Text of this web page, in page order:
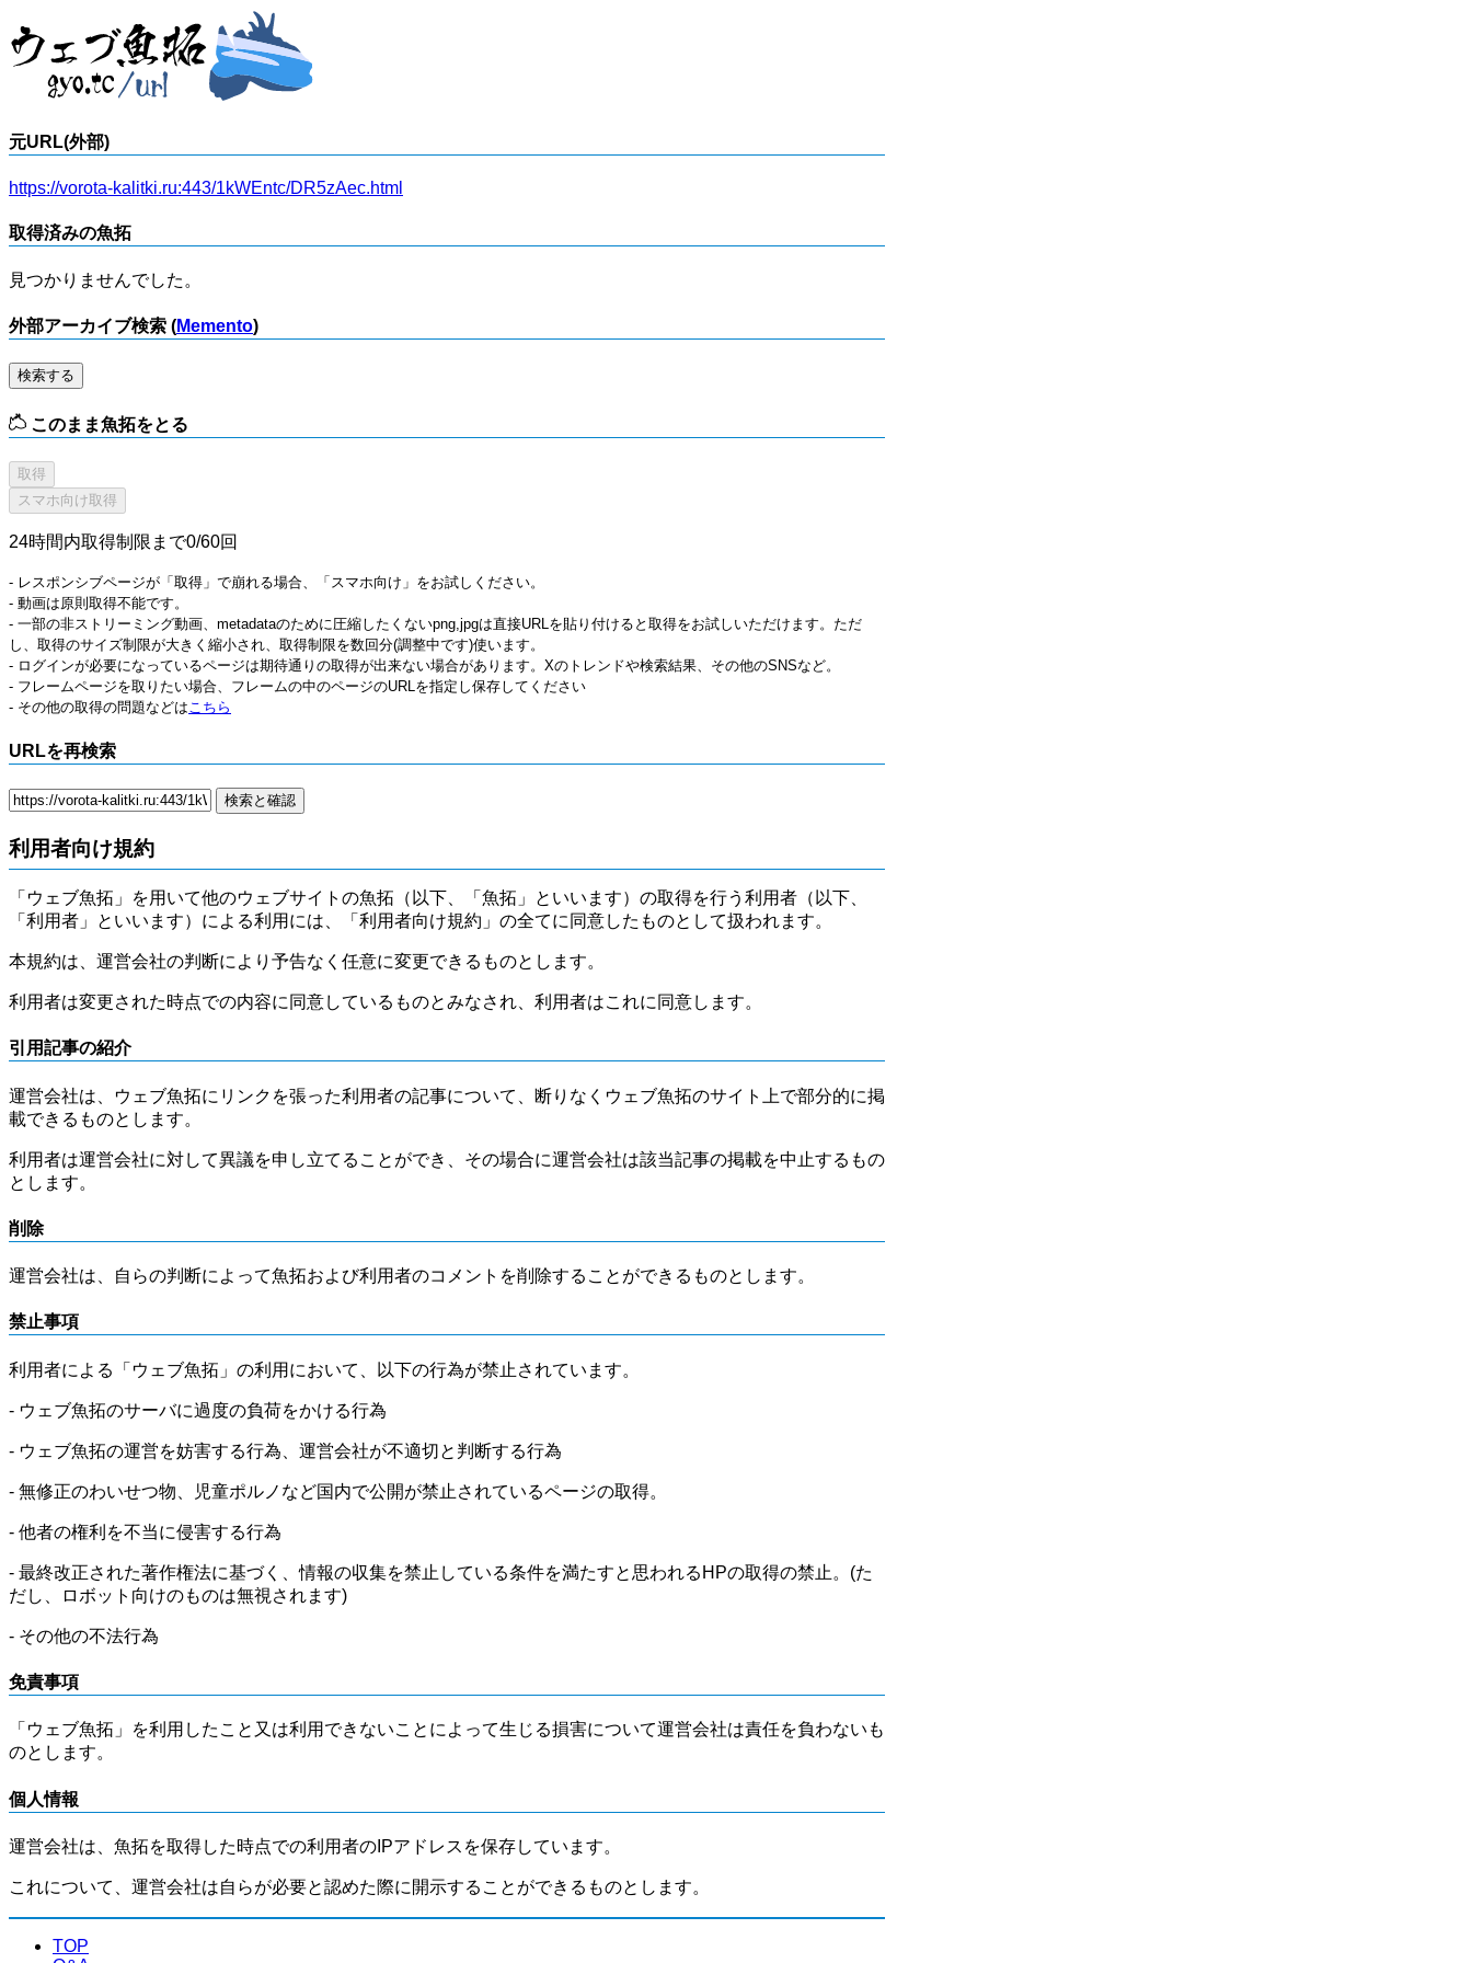
元URL(外部)
https://vorota-kalitki.ru:443/1kWEntc/DR5zAec.html
取得済みの魚拓
見つかりませんでした。
外部アーカイブ検索 (Memento)
検索する
このまま魚拓をとる
24時間内取得制限まで0/60回
- レスポンシブページが「取得」で崩れる場合、「スマホ向け」をお試しください。
- 動画は原則取得不能です。
- 一部の非ストリーミング動画、metadataのために圧縮したくないpng,jpgは直接URLを貼り付けると取得をお試しいただけます。ただ
し、取得のサイズ制限が大きく縮小され、取得制限を数回分(調整中です)使います。
- ログインが必要になっているページは期待通りの取得が出来ない場合があります。Xのトレンドや検索結果、その他のSNSなど。
- フレームページを取りたい場合、フレームの中のページのURLを指定し保存してください
- その他の取得の問題などは こちら
URLを再検索
利用者向け規約
「ウェブ魚拓」を用いて他のウェブサイトの魚拓（以下、「魚拓」といいます）の取得を行う利用者（以下、
「利用者」といいます）による利用には、「利用者向け規約」の全てに同意したものとして扱われます。
本規約は、運営会社の判断により予告なく任意に変更できるものとします。
利用者は変更された時点での内容に同意しているものとみなされ、利用者はこれに同意します。
引用記事の紹介
運営会社は、ウェブ魚拓にリンクを張った利用者の記事について、断りなくウェブ魚拓のサイト上で部分的に掲
載できるものとします。
利用者は運営会社に対して異議を申し立てることができ、その場合に運営会社は該当記事の掲載を中止するもの
とします。
削除
運営会社は、自らの判断によって魚拓および利用者のコメントを削除することができるものとします。
禁止事項
利用者による「ウェブ魚拓」の利用において、以下の行為が禁止されています。
- ウェブ魚拓のサーバに過度の負荷をかける行為
- ウェブ魚拓の運営を妨害する行為、運営会社が不適切と判断する行為
- 無修正のわいせつ物、児童ポルノなど国内で公開が禁止されているページの取得。
- 他者の権利を不当に侵害する行為
- 最終改正された著作権法に基づく、情報の収集を禁止している条件を満たすと思われるHPの取得の禁止。(た
だし、ロボット向けのものは無視されます)
- その他の不法行為
免責事項
「ウェブ魚拓」を利用したこと又は利用できないことによって生じる損害について運営会社は責任を負わないも
のとします。
個人情報
運営会社は、魚拓を取得した時点での利用者のIPアドレスを保存しています。
これについて、運営会社は自らが必要と認めた際に開示することができるものとします。
TOP